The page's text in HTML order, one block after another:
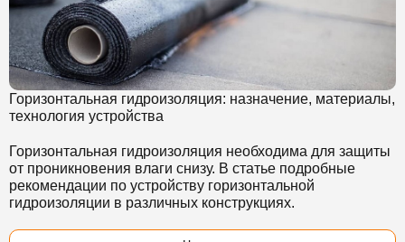
Горизонтальная гидроизоляция: назначение, материалы,
технология устройства
Горизонтальная гидроизоляция необходима для защиты
от проникновения влаги снизу. В статье подробные
рекомендации по устройству горизонтальной
гидроизоляции в различных конструкциях.